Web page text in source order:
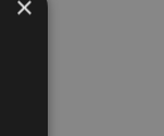
×